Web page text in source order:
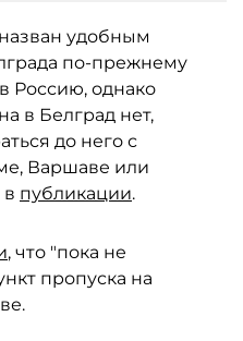
удобным
по-прежнему
Россию, однако
в Белград нет,
до него с
Варшаве или
в публикации.
, что "пока не
пропуска на